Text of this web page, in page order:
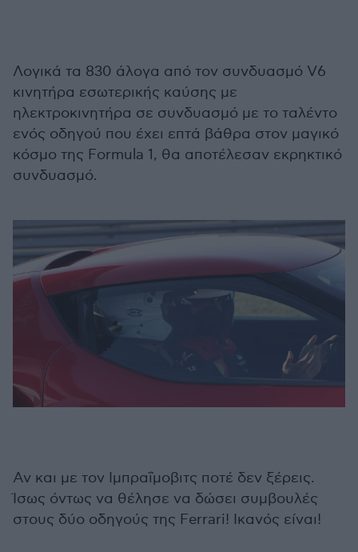
Λογικά τα 830 άλογα από τον συνδυασμό V6
κινητήρα εσωτερικής καύσης με
ηλεκτροκινητήρα σε συνδυασμό με το ταλέντο
ενός οδηγού που έχει επτά βάθρα στον μαγικό
κόσμο της Formula 1, θα αποτέλεσαν εκρηκτικό
συνδυασμό.
Αν και με τον Ιμπραΐμοβιτς ποτέ δεν ξέρεις.
Ίσως όντως να θέλησε να δώσει συμβουλές
στους δύο οδηγούς της Ferrari! Ικανός είναι!